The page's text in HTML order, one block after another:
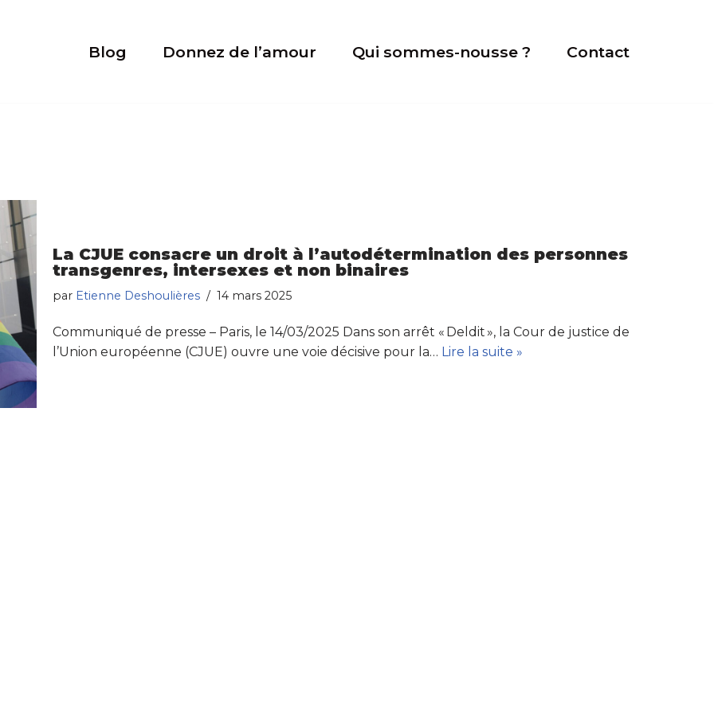
Blog Donnez de l’amour Qui sommes-nousse ? Contact
La CJUE consacre un droit à l’autodétermination des personnes
transgenres, intersexes et non binaires
par Etienne Deshoulières 14 mars 2025
Communiqué de presse – Paris, le 14/03/2025 Dans son arrêt « Deldit », la Cour de justice de
l’Union européenne (CJUE) ouvre une voie décisive pour la… Lire la suite »